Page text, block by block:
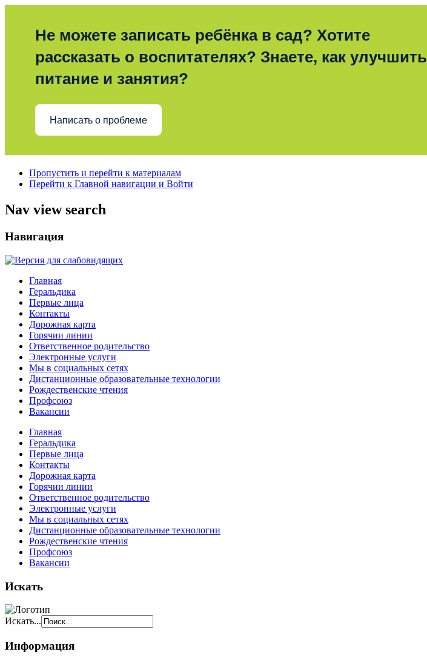
Не можете записать ребёнка в сад? Хотите
рассказать о воспитателях? Знаете, как улучшить
питание и занятия?
Написать о проблеме
Пропустить и перейти к материалам
Перейти к Главной навигации и Войти
Nav view search
Навигация
Главная
Геральдика
Первые лица
Контакты
Дорожная карта
Горячии линии
Ответственное родительство
Электронные услуги
Мы в социальных сетях
Дистанционные образовательные технологии
Рождественские чтения
Профсоюз
Вакансии
Главная
Геральдика
Первые лица
Контакты
Дорожная карта
Горячии линии
Ответственное родительство
Электронные услуги
Мы в социальных сетях
Дистанционные образовательные технологии
Рождественские чтения
Профсоюз
Вакансии
Искать
Искать...
Информация